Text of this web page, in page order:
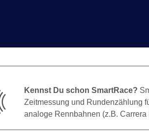
Kennst Du schon SmartRace?
Zeitmessung und Rundenzählung
analoge Rennbahnen (z.B. Carrera